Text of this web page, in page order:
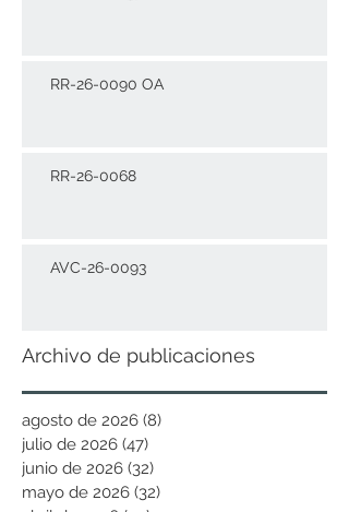
RR-26-0090 OA
RR-26-0068
AVC-26-0093
Archivo de publicaciones
agosto de 2026 (8)
julio de 2026 (47)
junio de 2026 (32)
mayo de 2026 (32)